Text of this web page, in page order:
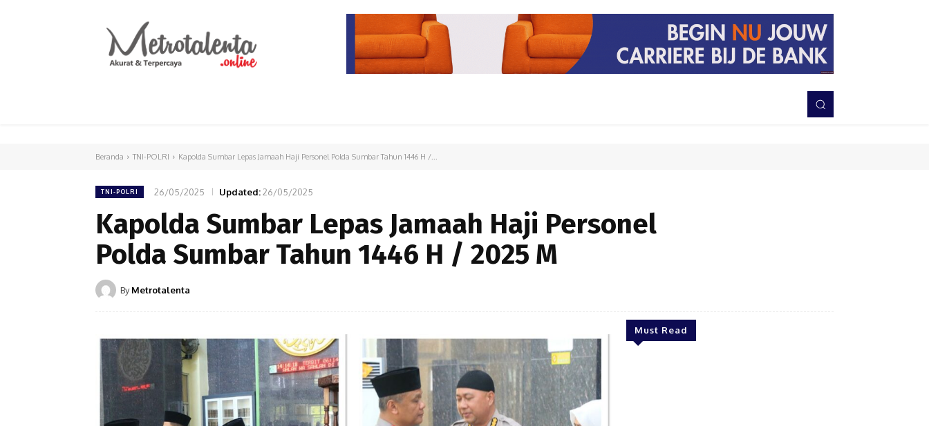
TNI-POLRI
Beranda TNI-POLRI Kapolda Sumbar Lepas Jamaah Haji Personel Polda Sumbar Tahun 1446 H /...
TNI-POLRI 26/05/2025 Updated:26/05/2025
Kapolda Sumbar Lepas Jamaah Haji Personel
Polda Sumbar Tahun 1446 H / 2025 M
By Metrotalenta
Must Read